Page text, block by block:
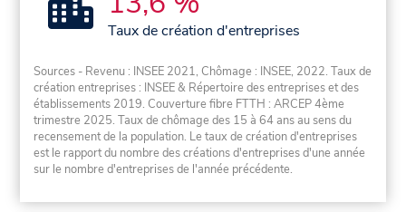
Taux de création d'entreprises
Sources - Revenu : INSEE 2021, Chômage : INSEE, 2022. Taux de
création entreprises : INSEE & Répertoire des entreprises et des
établissements 2019. Couverture fibre FTTH : ARCEP 4ème
trimestre 2025. Taux de chômage des 15 à 64 ans au sens du
recensement de la population. Le taux de création d'entreprises
est le rapport du nombre des créations d'entreprises d'une année
sur le nombre d'entreprises de l'année précédente.